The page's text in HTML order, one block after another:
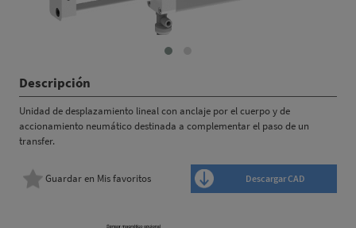
Descripción
Unidad de desplazamiento lineal con anclaje por el cuerpo y de
accionamiento neumático destinada a complementar el paso de un
transfer.
Descargar CAD
Guardar en Mis favoritos